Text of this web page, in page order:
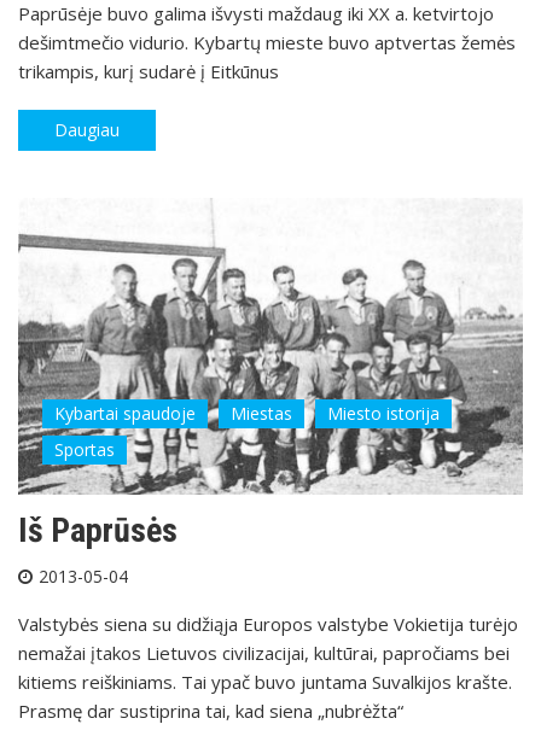
Paprūsėje buvo galima išvysti maždaug iki XX a. ketvirtojo
dešimtmečio vidurio. Kybartų mieste buvo aptvertas žemės
trikampis, kurį sudarė į Eitkūnus
Daugiau
Kybartai spaudoje Miestas
Miesto istorija
Sportas
Iš Paprūsės
2013-05-04
Valstybės siena su didžiąja Europos valstybe Vokietija turėjo
nemažai įtakos Lietuvos civilizacijai, kultūrai, papročiams bei
kitiems reiškiniams. Tai ypač buvo juntama Suvalkijos krašte.
Prasmę dar sustiprina tai, kad siena „nubrėžta“